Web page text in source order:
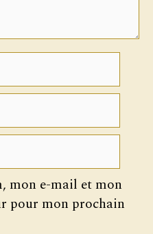
mon e-mail et mon
pour mon prochain